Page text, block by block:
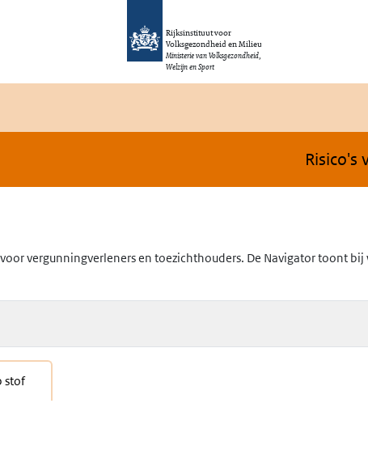
Rijksinstituut voor
Volksgezondheid en Milieu
Ministerie van Volksgezondheid,
Welzijn en Sport
Risico's
vergunningverleners en toezichthouders. De Navigator toont
stof